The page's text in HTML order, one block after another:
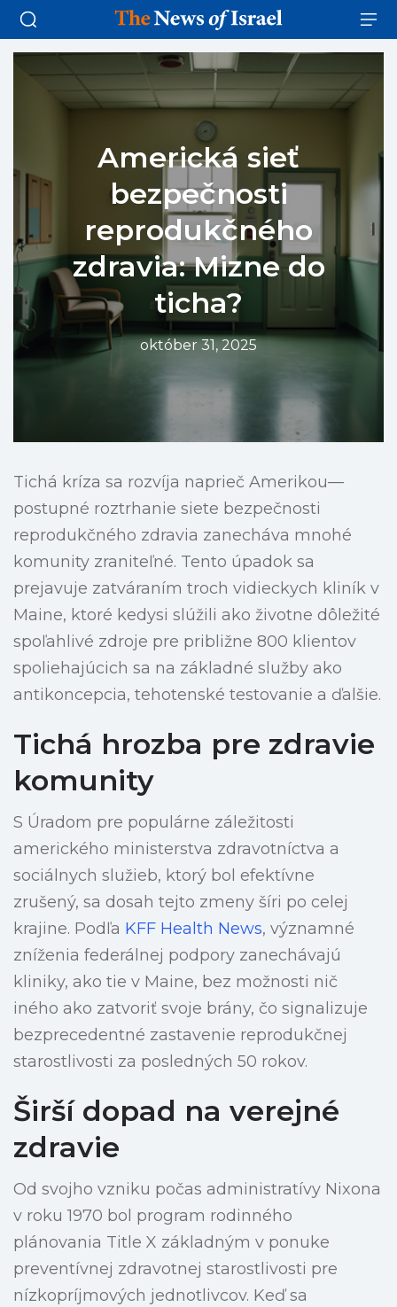
Americká sieť
bezpečnosti
reprodukčného
zdravia: Mizne do
ticha?
október 31, 2025
Tichá kríza sa rozvíja naprieč Amerikou—
postupné roztrhanie siete bezpečnosti
reprodukčného zdravia zanecháva mnohé
komunity zraniteľné. Tento úpadok sa
prejavuje zatváraním troch vidieckych kliník v
Maine, ktoré kedysi slúžili ako životne dôležité
spoľahlivé zdroje pre približne 800 klientov
spoliehajúcich sa na základné služby ako
antikoncepcia, tehotenské testovanie a ďalšie.
Tichá hrozba pre zdravie
komunity
S Úradom pre populárne záležitosti
amerického ministerstva zdravotníctva a
sociálnych služieb, ktorý bol efektívne
zrušený, sa dosah tejto zmeny šíri po celej
krajine. Podľa KFF Health News, významné
zníženia federálnej podpory zanechávajú
kliniky, ako tie v Maine, bez možnosti nič
iného ako zatvoriť svoje brány, čo signalizuje
bezprecedentné zastavenie reprodukčnej
starostlivosti za posledných 50 rokov.
Širší dopad na verejné
zdravie
Od svojho vzniku počas administratívy Nixona
v roku 1970 bol program rodinného
plánovania Title X základným v ponuke
preventívnej zdravotnej starostlivosti pre
nízkopríjmových jednotlivcov. Keď sa